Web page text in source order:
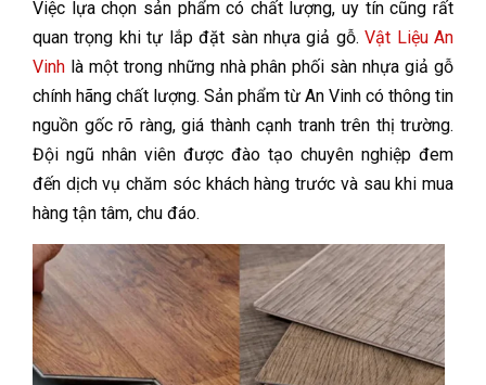
Việc lựa chọn sản phẩm có chất lượng, uy tín cũng rất
quan trọng khi tự lắp đặt sàn nhựa giả gỗ.Vật Liệu An
Vinh là một trong những nhà phân phối sàn nhựa giả gỗ
chính hãng chất lượng. Sản phẩm từ An Vinh có thông tin
nguồn gốc rõ ràng, giá thành cạnh tranh trên thị trường.
Đội ngũ nhân viên được đào tạo chuyên nghiệp đem
đến dịch vụ chăm sóc khách hàng trước và sau khi mua
hàng tận tâm, chu đáo.